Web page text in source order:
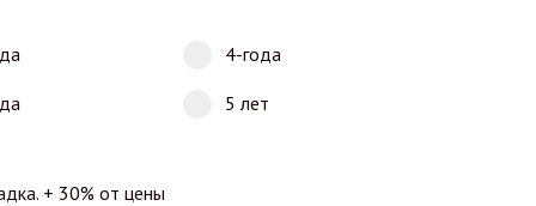
4-года
5 лет
+ 30% от цены